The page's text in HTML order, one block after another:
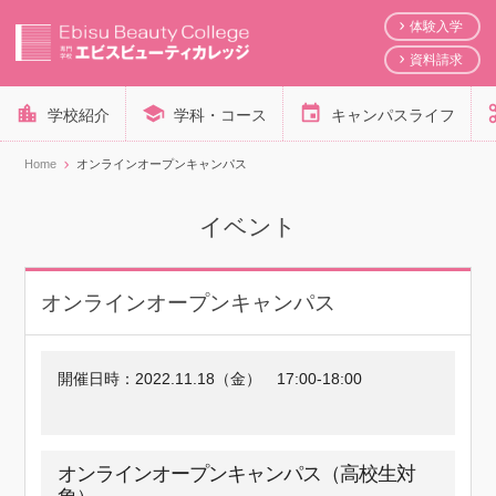
体験入学
資料請求
学校紹介 学科・コース キャンパスライフ
Home オンラインオープンキャンパス
イベント
オンラインオープンキャンパス
開催日時： 2022.11.18（金） 17:00-18:00
オンラインオープンキャンパス（高校生対